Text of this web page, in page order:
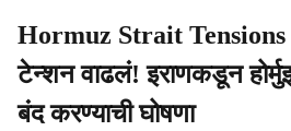
Hormuz Strait Tensions
टेन्शन वाढलं! इराणकडून
बंद करण्याची घोषणा